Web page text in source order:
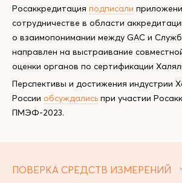
Росаккредитация подписали
сотрудничестве в области
о взаимопонимании между GAC и
направлен на выстраивание
оценки органов по сертификации
Перспективы и достижения индустрии
России обсуждались при участии
ПМЭФ-2023.
ПОВЕРКА СРЕДСТВ ИЗМЕРЕНИЙ